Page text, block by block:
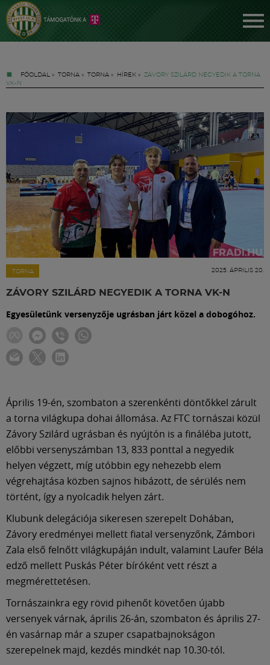
FŐOLDAL » TORNA » TORNA » HÍREK » ZÁVORY SZILÁRD NEGYEDIK A TORNA
VK-N
TORNA 2025. ÁPRILIS 20.
ZÁVORY SZILÁRD NEGYEDIK A TORNA VK-N
Egyesületünk versenyzője ugrásban járt közel a dobogóhoz.
Április 19-én, szombaton a szerenkénti döntőkkel zárult
a torna világkupa dohai állomása. Az FTC tornászai közül
Závory Szilárd ugrásban és nyújtón is a fináléba jutott,
előbbi versenyszámban 13, 833 ponttal a negyedik
helyen végzett, míg utóbbin egy nehezebb elem
végrehajtása közben sajnos hibázott, de sérülés nem
történt, így a nyolcadik helyen zárt.
Klubunk delegációja sikeresen szerepelt Dohában,
Závory eredményei mellett fiatal versenyzőnk, Zámbori
Zala első felnőtt világkupáján indult, valamint Laufer Béla
edző mellett Puskás Péter bíróként vett részt a
megmérettetésen.
Tornászainkra egy rövid pihenőt követően újabb
versenyek várnak, április 26-án, szombaton és április 27-
én vasárnap már a szuper csapatbajnokságon
szerepelnek majd, kezdés mindkét nap 10.30-tól.
Jegyek
FM YouTube +
Hírek
Labdarúgás
Szakosztályok
Meccscenter
Szolgáltatások
Shop
Közösség
Múzeum
English